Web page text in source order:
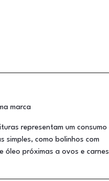
marca
representam um consumo
simples, como bolinhos com
óleo próximas a ovos e carnes